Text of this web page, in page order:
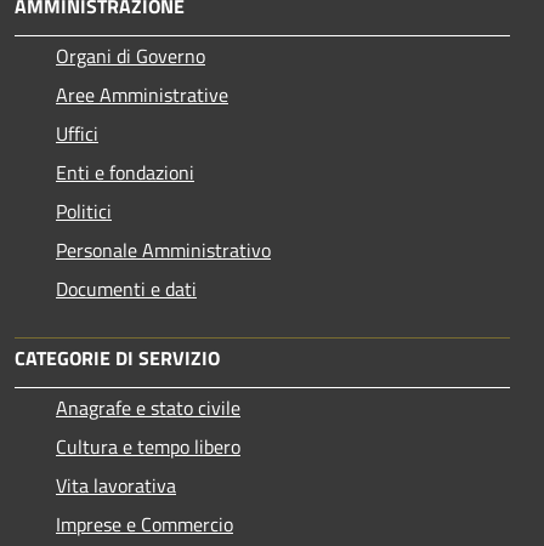
Organi di Governo
Aree Amministrative
Uffici
Enti e fondazioni
Politici
Personale Amministrativo
Documenti e dati
CATEGORIE DI SERVIZIO
Anagrafe e stato civile
Cultura e tempo libero
Vita lavorativa
Imprese e Commercio